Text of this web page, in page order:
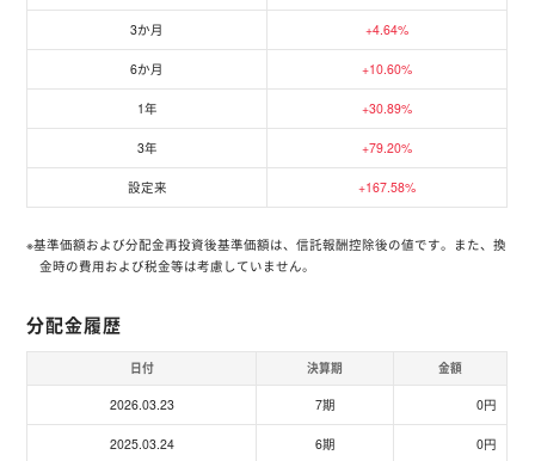
3か月 +4.64%
6か月 +10.60%
1年 +30.89%
3年 +79.20%
設定来 +167.58%
※基準価額および分配金再投資後基準価額は、信託報酬控除後の値です。また、換
金時の費用および税金等は考慮していません。
分配金履歴
日付 決算期 金額
2026.03.23 7期 0円
2025.03.24 6期 0円